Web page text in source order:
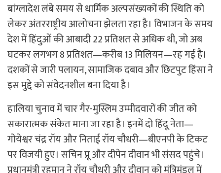
बांग्लादेश लंबे समय से धार्मिक अल्पसंख्यकों की स्थिति को
लेकर अंतरराष्ट्रीय आलोचना झेलता रहा है। विभाजन के समय
देश में हिंदुओं की आबादी 22 प्रतिशत से अधिक थी, जो अब
घटकर लगभग 8 प्रतिशत—करीब 13 मिलियन—रह गई है।
दशकों से जारी पलायन, सामाजिक दबाव और छिटपुट हिंसा ने
इस मुद्दे को संवेदनशील बना दिया है।
हालिया चुनाव में चार गैर-मुस्लिम उम्मीदवारों की जीत को
सकारात्मक संकेत माना जा रहा है। इनमें दो हिंदू नेता—
गोयेश्वर चंद्र रॉय और निताई रॉय चौधरी—बीएनपी के टिकट
पर विजयी हुए। सचिन प्रू और दीपेन दीवान भी संसद पहुंचे।